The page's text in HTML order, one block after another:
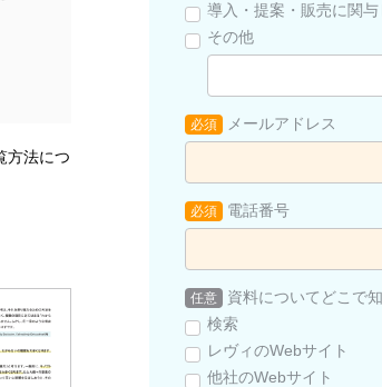
方法につ
導入・提案・販売に関与
その他
必須 メールアドレス
必須 電話番号
任意
資料についてどこで
検索
レヴィのWebサイト
他社のWebサイト